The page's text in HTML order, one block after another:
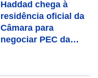
Haddad chega à
residência oficial da
Câmara para
negociar PEC da